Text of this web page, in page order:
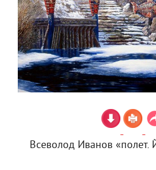
Всеволод Иванов «полет.